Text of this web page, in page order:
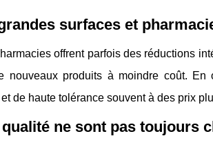
surfaces et
offrent parfois des réductions
nouveaux produits à moindre coût.
de haute tolérance souvent à des prix
ne sont pas toujours